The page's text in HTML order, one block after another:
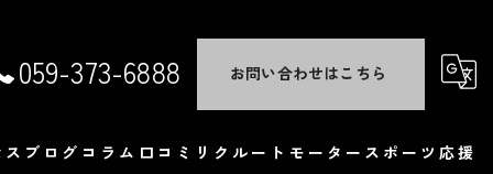
059-373-6888 お問い合わせはこちら
ブログ コラム 口コミ リクルート モータースポーツ応援